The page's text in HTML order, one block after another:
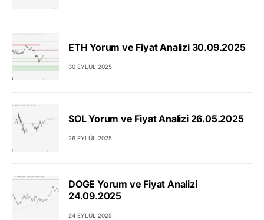
ETH Yorum ve Fiyat Analizi 30.09.2025
30 EYLÜL 2025
SOL Yorum ve Fiyat Analizi 26.05.2025
26 EYLÜL 2025
DOGE Yorum ve Fiyat Analizi
24.09.2025
24 EYLÜL 2025